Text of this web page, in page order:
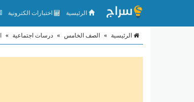
الرئيسية اختبارات الكترونية
الرئيسية » الصف الخامس » درسات اجتماعية »